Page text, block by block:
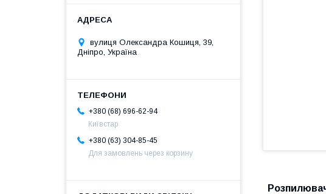
вулиця Олександра Кошиця, 39,
Дніпро, Україна
+380 (68) 696-62-94
Київстар
+380 (63) 304-85-45
Для замовлень через корзину